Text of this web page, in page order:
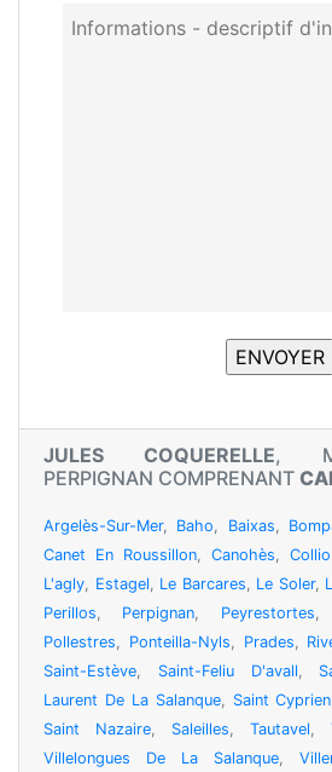
JULES COQUERELLE,
PERPIGNAN COMPRENANT
Argelès-Sur-Mer, Baho, Baixas,
Canet En Roussillon, Canohès,
L'agly, Estagel, Le Barcares, Le Soler,
Perillos, Perpignan, Peyrestortes,
Pollestres, Ponteilla-Nyls, Prades,
Saint-Estève, Saint-Feliu D'avall,
Laurent De La Salanque, Saint Cyprien
Saint Nazaire, Saleilles, Tautavel,
Villelongues De La Salanque,